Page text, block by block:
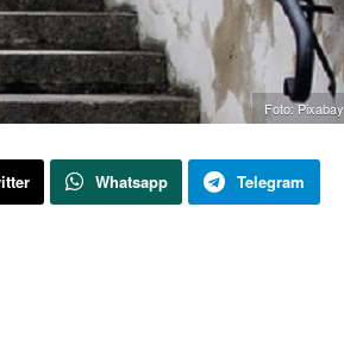
Foto: Pixabay
Whatsapp Telegram